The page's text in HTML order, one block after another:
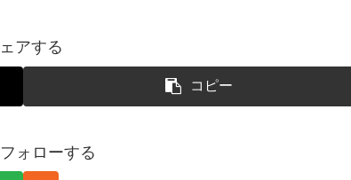
アする
コピー
ォローする